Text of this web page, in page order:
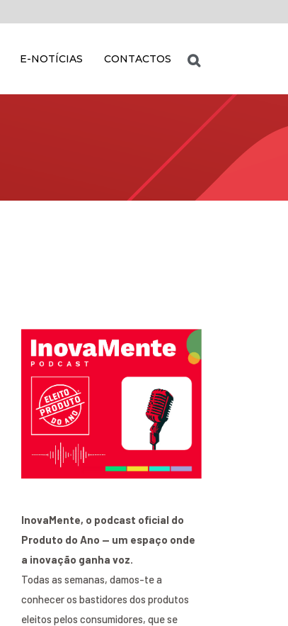
E-NOTÍCIAS CONTACTOS
InovaMente, o podcast oficial do
Produto do Ano — um espaço onde
a inovação ganha voz.
Todas as semanas, damos-te a
conhecer os bastidores dos produtos
eleitos pelos consumidores, que se